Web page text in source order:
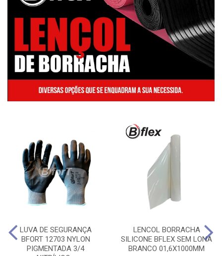
LUVA DE SEGURANÇA
BFORT 12703 NYLON
PIGMENTADA 3/4
LENCOL BORRACHA
SILICONE BFLEX SEM LONA
BRANCO 01,6X1000MM